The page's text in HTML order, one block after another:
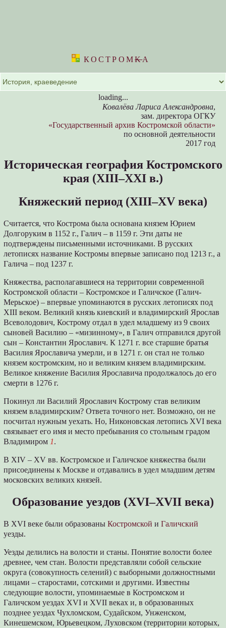
КОСТРОМKА
loading...
Ковалёва Лариса Александровна,
зам. директора ОГКУ
«Государственный архив Костромской области»
по основной деятельности
2017 год
Историческая география Костромского
края (XIII–XXI в.)
Княжеский период (XIII–XV века)
Считается, что Кострома была основана князем Юрием
Долгоруким в 1152 г., Галич – в 1159 г. Эти даты не
подтверждены письменными источниками. В русских
летописях название Костромы впервые записано под 1213 г., а
Галича – под 1237 г.
Княжества, располагавшиеся на территории современной
Костромской области – Костромское и Галичское (Галич-
Мерьское) – впервые упоминаются в русских летописях под
XIII веком. Великий князь киевский и владимирский Ярослав
Всеволодович, Кострому отдал в удел младшему из 9 своих
сыновей Василию – «мизинному», в Галич отправился другой
сын – Константин Ярославич. К 1271 г. все старшие братья
Василия Ярославича умерли, и в 1271 г. он стал не только
князем костромским, но и великим князем владимирским.
Великое княжение Василия Ярославича продолжалось до его
смерти в 1276 г.
Покинул ли Василий Ярославич Кострому став великим
князем владимирским? Ответа точного нет. Возможно, он не
посчитал нужным уехать. Но, Никоновская летопись XVI века
связывает его имя и место пребывания со стольным градом
Владимиром 1.
В XIV – XV вв. Костромское и Галичское княжества были
присоединены к Москве и отдавались в удел младшим детям
московских великих князей.
Образование уездов (XVI–XVII века)
В XVI веке были образованыКостромской иГаличский
уезды.
Уезды делились на волости и станы. Понятие волости более
древнее, чем стан. Волости представляли собой сельские
округа (совокупность селений) с выборными должностными
лицами – старостами, сотскими и другими. Известны
следующие волости, упоминаемые в Костромском и
Галичском уездах XVI и XVII веках и, в образованных
позднее уездах Чухломском, Судайском, Унженском,
Кинешемском, Юрьевецком, Луховском (территории которых,